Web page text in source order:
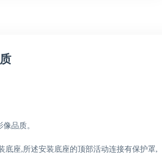
品质。
座,所述安装底座的顶部活动连接有保护罩,